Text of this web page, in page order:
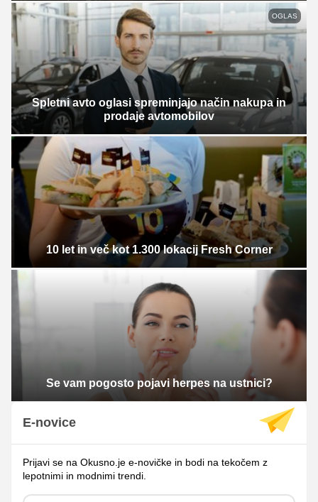
OGLAS
Spletni avto oglasi spreminjajo način nakupa in
prodaje avtomobilov
10 let in več kot 1.300 lokacij Fresh Corner
Se vam pogosto pojavi herpes na ustnici?
E-novice
Prijavi se na Okusno.je e-novičke in bodi na tekočem z
lepotnimi in modnimi trendi.